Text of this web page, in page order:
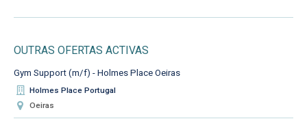
OUTRAS OFERTAS ACTIVAS
Gym Support (m/f) - Holmes Place Oeiras
Holmes Place Portugal
Oeiras